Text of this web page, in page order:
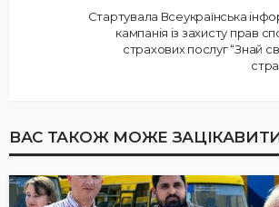
Стартувала Всеукраїнська
кампанія із захисту прав
страхових послуг “Знай
ВАС ТАКОЖ МОЖЕ